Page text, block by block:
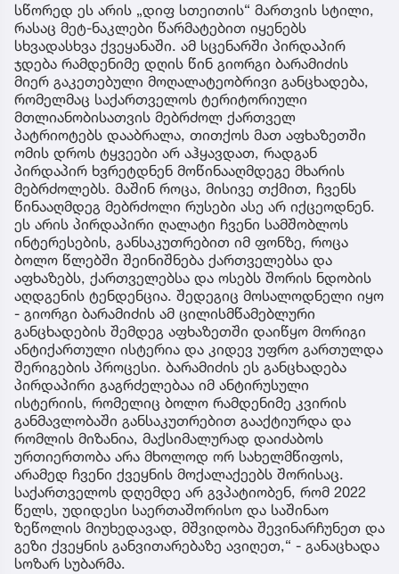
სწორედ ეს არის „დიფ სთეითის“ მართვის სტილი,
რასაც მეტ-ნაკლები წარმატებით იყენებს
სხვადასხვა ქვეყანაში. ამ სცენარში პირდაპირ
ჯდება რამდენიმე დღის წინ გიორგი ბარამიძის
მიერ გაკეთებული მოღალატეობრივი განცხადება,
რომელმაც საქართველოს ტერიტორიული
მთლიანობისათვის მებრძოლ ქართველ
პატრიოტებს დააბრალა, თითქოს მათ აფხაზეთში
ომის დროს ტყვეები არ აჰყავდათ, რადგან
პირდაპირ ხვრეტდნენ მოწინააღმდეგე მხარის
მებრძოლებს. მაშინ როცა, მისივე თქმით, ჩვენს
წინააღმდეგ მებრძოლი რუსები ასე არ იქცეოდნენ.
ეს არის პირდაპირი ღალატი ჩვენი სამშობლოს
ინტერესების, განსაკუთრებით იმ ფონზე, როცა
ბოლო წლებში შეინიშნება ქართველებსა და
აფხაზებს, ქართველებსა და ოსებს შორის ნდობის
აღდგენის ტენდენცია. შედეგიც მოსალოდნელი იყო
- გიორგი ბარამიძის ამ ცილისმწამებლური
განცხადების შემდეგ აფხაზეთში დაიწყო მორიგი
ანტიქართული ისტერია და კიდევ უფრო გართულდა
შერიგების პროცესი. ბარამიძის ეს განცხადება
პირდაპირი გაგრძელებაა იმ ანტირუსული
ისტერიის, რომელიც ბოლო რამდენიმე კვირის
განმავლობაში განსაკუთრებით გააქტიურდა და
რომლის მიზანია, მაქსიმალურად დაიძაბოს
ურთიერთობა არა მხოლოდ ორ სახელმწიფოს,
არამედ ჩვენი ქვეყნის მოქალაქეებს შორისაც.
საქართველოს დღემდე არ გვპატიობენ, რომ 2022
წელს, უდიდესი საერთაშორისო და საშინაო
ზეწოლის მიუხედავად, მშვიდობა შევინარჩუნეთ და
გეზი ქვეყნის განვითარებაზე ავიღეთ,“ - განაცხადა
სოზარ სუბარმა.